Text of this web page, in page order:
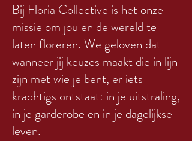
Bij Floria Collective is het onze
missie om jou en de wereld te
laten floreren. We geloven dat
wanneer jij keuzes maakt die in lijn
zijn met wie je bent, er iets
krachtigs ontstaat: in je uitstraling,
in je garderobe en in je dagelijkse
leven.